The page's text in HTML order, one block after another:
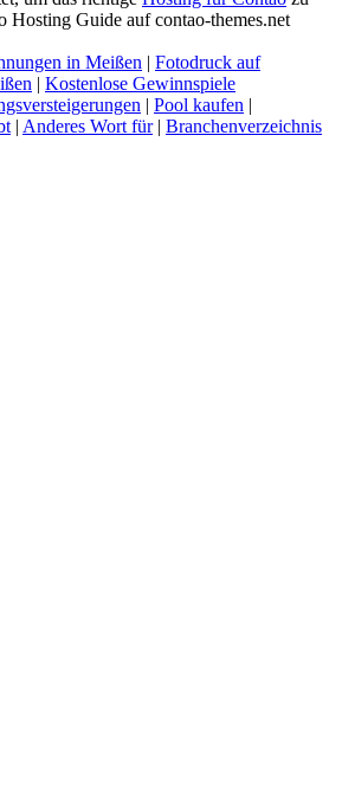
Hosting Guide auf contao-themes.net
in Meißen | Fotodruck auf
| Kostenlose Gewinnspiele
| Pool kaufen |
| Anderes Wort für| Branchenverzeichnis